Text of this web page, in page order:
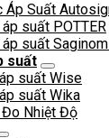
Áp Suất
suất POTTER
suất
suất
suất Wise
suất Wika
Nhiệt Độ